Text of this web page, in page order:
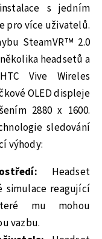
s jedním
pro více uživatelů.
SteamVR™ 2.0
headsetů a
Vive Wireles
OLED displeje
2880 x 1600.
sledování
výhody:
Headset
simulace reagující
mu mohou
vazbu.